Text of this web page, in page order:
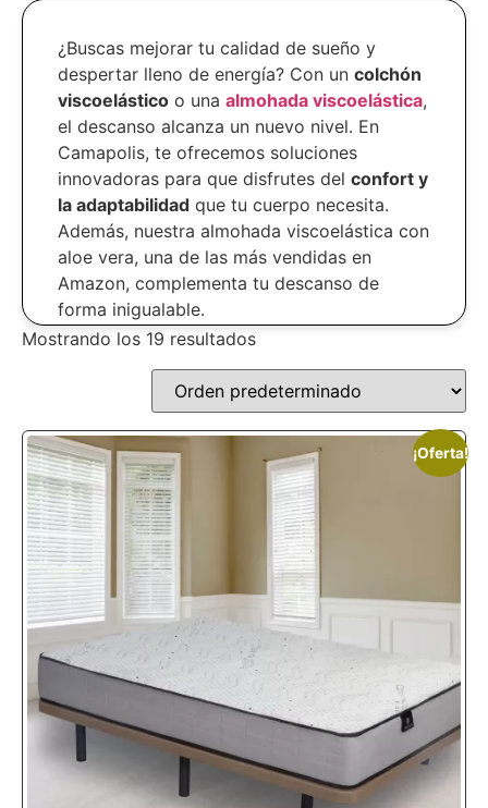
¿Buscas mejorar tu calidad de sueño y
despertar lleno de energía? Con un colchón
viscoelástico o una almohada viscoelástica,
el descanso alcanza un nuevo nivel. En
Camapolis, te ofrecemos soluciones
innovadoras para que disfrutes del confort y
la adaptabilidad que tu cuerpo necesita.
Además, nuestra almohada viscoelástica con
aloe vera, una de las más vendidas en
Amazon, complementa tu descanso de
forma inigualable.
Colchones
viscoelásticos
adaptados a ti
Loscolchones de viscoelástica
las mejores opciones para quienes buscan
soporte, durabilidad y adaptabilidad.
Gracias a la tecnología viscoelástica, se
adaptan a las curvas naturales de tu cuerpo,
distribuyen el peso uniformemente y
alivian los puntos de presión
Ya sea que necesites un colchón
viscoelástico 135×190, ideal para camas
dobles estándar, un práctico colchón
viscoelástico 90×190 para camas
Mostrando los 19 resultados
¡Oferta!